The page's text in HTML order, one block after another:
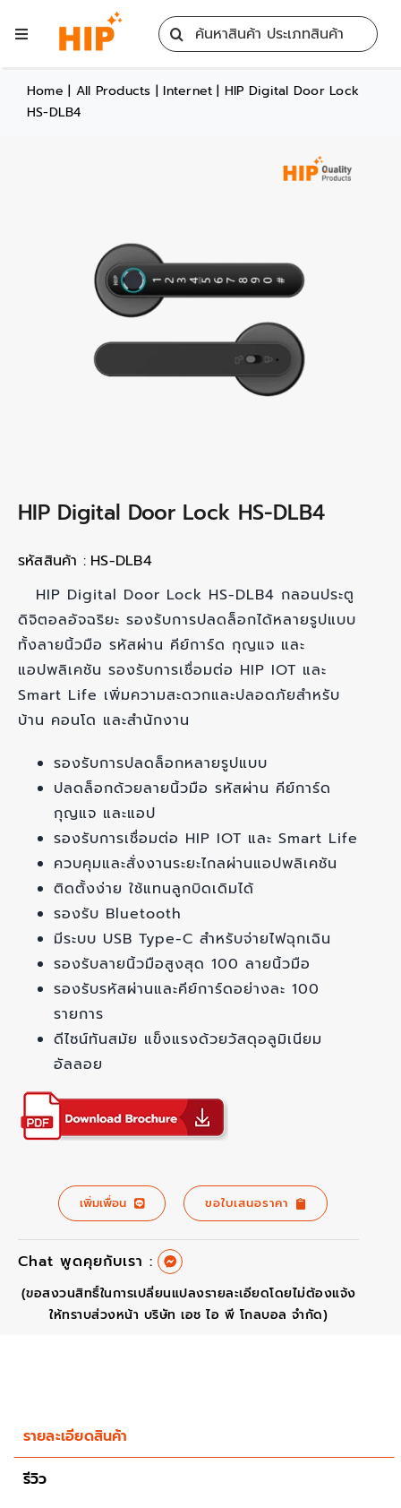
Toggle
Home
Search
for:
Home | All Products |Internet | HIP Digital Door Lock
HS-DLB4
HIP Digital Door Lock HS-DLB4
รหัสสินค้า : HS-DLB4
HIP Digital Door Lock HS-DLB4 กลอนประตู
ดิจิตอลอัจฉริยะ รองรับการปลดล็อกได้หลายรูปแบบ
ทั้งลายนิ้วมือ รหัสผ่าน คีย์การ์ด กุญแจ และ
แอปพลิเคชัน รองรับการเชื่อมต่อ HIP IOT และ
Smart Life เพิ่มความสะดวกและปลอดภัยสำหรับ
บ้าน คอนโด และสำนักงาน
รองรับการปลดล็อกหลายรูปแบบ
ปลดล็อกด้วยลายนิ้วมือ รหัสผ่าน คีย์การ์ด
กุญแจ และแอป
รองรับการเชื่อมต่อ HIP IOT และ Smart Life
ควบคุมและสั่งงานระยะไกลผ่านแอปพลิเคชัน
ติดตั้งง่าย ใช้แทนลูกบิดเดิมได้
รองรับ Bluetooth
มีระบบ USB Type-C สำหรับจ่ายไฟฉุกเฉิน
รองรับลายนิ้วมือสูงสุด 100 ลายนิ้วมือ
รองรับรหัสผ่านและคีย์การ์ดอย่างละ 100
รายการ
ดีไซน์ทันสมัย แข็งแรงด้วยวัสดุอลูมิเนียม
อัลลอย
เพิ่มเพื่อน ขอใบเสนอราคา
Chat พูดคุยกับเรา :
(ขอสงวนสิทธิ์ในการเปลี่ยนแปลงรายละเอียดโดยไม่ต้องแจ้ง
ให้ทราบส่วงหน้า บริษัท เอช ไอ พี โกลบอล จำกัด)
รายละเอียดสินค้า
รีวิว